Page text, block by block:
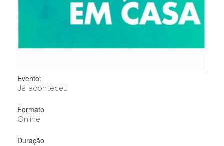
Evento:
Já aconteceu
Formato
Online
Duração